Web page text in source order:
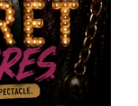
présentera le
Zay – salle
de « Des
de Marin